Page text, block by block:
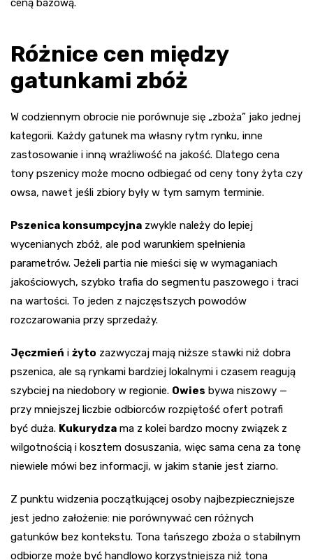
ceną bazową.
Różnice cen między
gatunkami zbóż
W codziennym obrocie nie porównuje się „zboża” jako jednej
kategorii. Każdy gatunek ma własny rytm rynku, inne
zastosowanie i inną wrażliwość na jakość. Dlatego cena
tony pszenicy może mocno odbiegać od ceny tony żyta czy
owsa, nawet jeśli zbiory były w tym samym terminie.
Pszenica konsumpcyjna zwykle należy do lepiej
wycenianych zbóż, ale pod warunkiem spełnienia
parametrów. Jeżeli partia nie mieści się w wymaganiach
jakościowych, szybko trafia do segmentu paszowego i traci
na wartości. To jeden z najczęstszych powodów
rozczarowania przy sprzedaży.
Jęczmień i żyto zazwyczaj mają niższe stawki niż dobra
pszenica, ale są rynkami bardziej lokalnymi i czasem reagują
szybciej na niedobory w regionie. Owies bywa niszowy —
przy mniejszej liczbie odbiorców rozpiętość ofert potrafi
być duża. Kukurydza ma z kolei bardzo mocny związek z
wilgotnością i kosztem dosuszania, więc sama cena za tonę
niewiele mówi bez informacji, w jakim stanie jest ziarno.
Z punktu widzenia początkującej osoby najbezpieczniejsze
jest jedno założenie: nie porównywać cen różnych
gatunków bez kontekstu. Tona tańszego zboża o stabilnym
odbiorze może być handlowo korzystniejsza niż tona